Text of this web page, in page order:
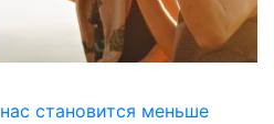
становится меньше